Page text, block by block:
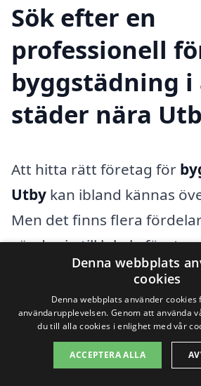
Sök efter en
professionell
byggstädning i
städer nära
Att hitta rätt företag för
Utby kan ibland kännas
Men det finns flera
vända sig till lokala företag
erfarenhet inom området.
kan erbjuda tjänster som
skräddarsydda för dina
efter en byggnation eller
du letar efter hjälp med
Denna webbplats
cookies
Denna webbplats använder
användarupplevelsen. Genom att använda
du till alla cookies i enlighet med vår
ACCEPTERA ALLA